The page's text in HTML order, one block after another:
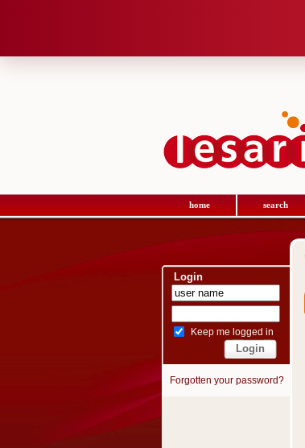
home search
Login
Keep me logged in
Forgotten your password?